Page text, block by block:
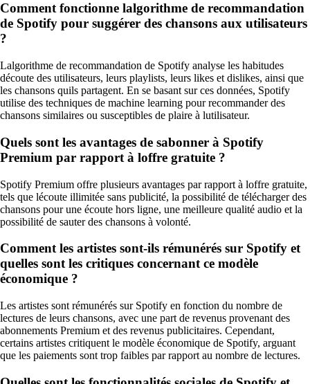
Comment fonctionne lalgorithme de recommandation
de Spotify pour suggérer des chansons aux utilisateurs
?
Lalgorithme de recommandation de Spotify analyse les habitudes
découte des utilisateurs, leurs playlists, leurs likes et dislikes, ainsi que
les chansons quils partagent. En se basant sur ces données, Spotify
utilise des techniques de machine learning pour recommander des
chansons similaires ou susceptibles de plaire à lutilisateur.
Quels sont les avantages de sabonner à Spotify
Premium par rapport à loffre gratuite ?
Spotify Premium offre plusieurs avantages par rapport à loffre gratuite,
tels que lécoute illimitée sans publicité, la possibilité de télécharger des
chansons pour une écoute hors ligne, une meilleure qualité audio et la
possibilité de sauter des chansons à volonté.
Comment les artistes sont-ils rémunérés sur Spotify et
quelles sont les critiques concernant ce modèle
économique ?
Les artistes sont rémunérés sur Spotify en fonction du nombre de
lectures de leurs chansons, avec une part de revenus provenant des
abonnements Premium et des revenus publicitaires. Cependant,
certains artistes critiquent le modèle économique de Spotify, arguant
que les paiements sont trop faibles par rapport au nombre de lectures.